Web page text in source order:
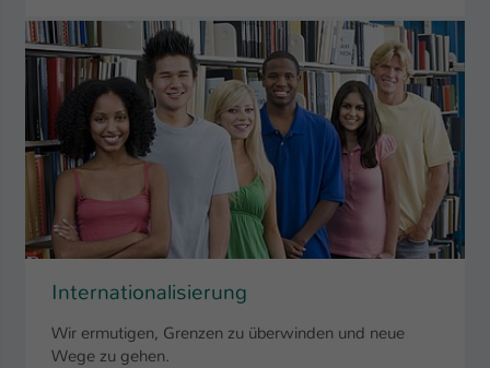
Internationalisierung
Wir ermutigen, Grenzen zu überwinden und neue
Wege zu gehen.